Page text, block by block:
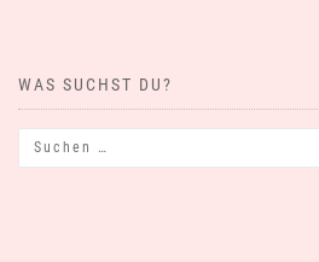
WAS SUCHST DU?